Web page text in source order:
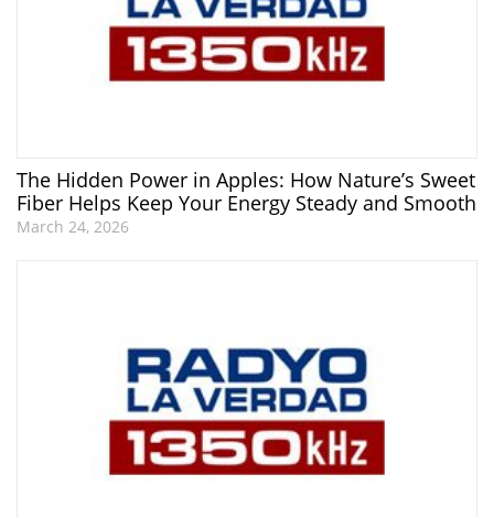
The Hidden Power in Apples: How Nature’s Sweet
Fiber Helps Keep Your Energy Steady and Smooth
March 24, 2026